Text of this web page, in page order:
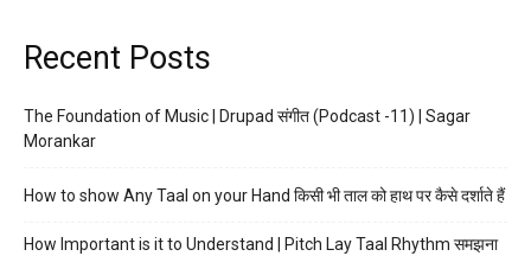
Recent Posts
The Foundation of Music | Drupad संगीत (Podcast -11) | Sagar
Morankar
How to show Any Taal on your Hand किसी भी ताल को हाथ पर कैसे दर्शाते हैं
How Important is it to Understand | Pitch Lay Taal Rhythm समझना